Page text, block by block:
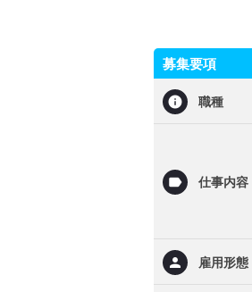
募集要項
職種
仕事内容
雇用形態